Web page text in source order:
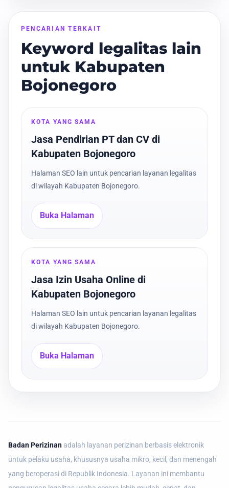
PENCARIAN TERKAIT
Keyword legalitas lain
untuk Kabupaten
Bojonegoro
KOTA YANG SAMA
Jasa Pendirian PT dan CV di
Kabupaten Bojonegoro
Halaman SEO lain untuk pencarian layanan legalitas
di wilayah Kabupaten Bojonegoro.
Buka Halaman
KOTA YANG SAMA
Jasa Izin Usaha Online di
Kabupaten Bojonegoro
Halaman SEO lain untuk pencarian layanan legalitas
di wilayah Kabupaten Bojonegoro.
Buka Halaman
Badan Perizinan adalah layanan perizinan berbasis elektronik
untuk pelaku usaha, khususnya usaha mikro, kecil, dan menengah
yang beroperasi di Republik Indonesia. Layanan ini membantu